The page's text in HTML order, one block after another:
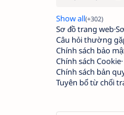
Sơ đồ trang web
Câu hỏi thường
Chính sách bảo
Chính sách Cookie
Chính sách bản
Tuyên bố từ chối